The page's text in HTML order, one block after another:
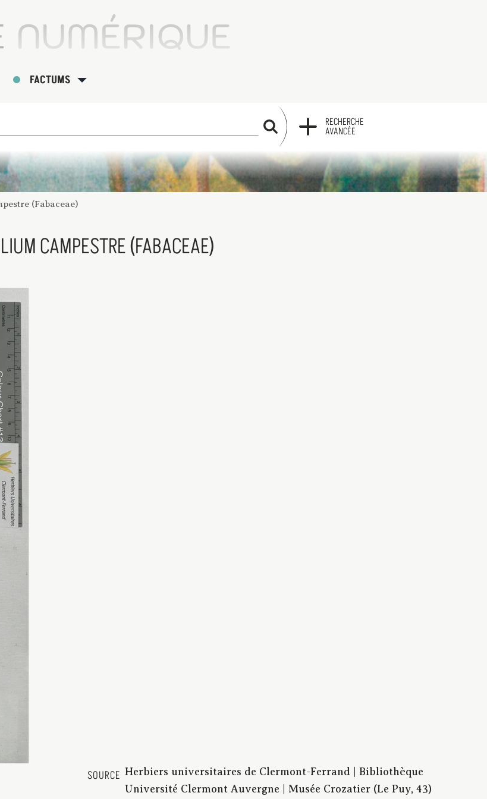
FACTUMS
RECHERCHE
RECHERCHE
AVANCÉE
(Fabaceae)
CAMPESTRE (FABACEAE)
SOURCE Herbiers universitaires de Clermont-Ferrand | Bibliothèque
Université Clermont Auvergne | Musée Crozatier (Le Puy, 43)